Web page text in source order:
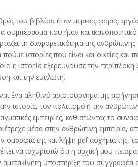
του βιβλίου ήταν μερικές φορές
συμπέρασμα που ήταν και
τη διαφορετικότητα της
ιστορίες που είναι και οικείες
η ιστορία εξερευνούσε την
και την ευάλωτη.
ένα αληθινό αριστούργημα της
την ιστορία, τον πολιτισμό ή την
εμπειρίες, καθιστώντας το
μέσα στην ανθρώπινη εμπειρία,
ομορφιά της και λήψη pdf ασχήμια της,
να ισχυριστώ ότι η αρχική μου
υποστήριξη του συγγραφέα